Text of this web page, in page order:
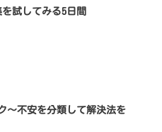
試してみる5日間
～不安を分類して解決法を